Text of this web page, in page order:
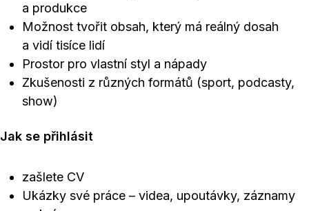
a produkce
Možnost tvořit obsah, který má reálný dosah
a vidí tisíce lidí
Prostor pro vlastní styl a nápady
Zkušenosti z různých formátů (sport, podcasty,
show)
Jak se přihlásit
zašlete CV
Ukázky své práce – videa, upoutávky, záznamy